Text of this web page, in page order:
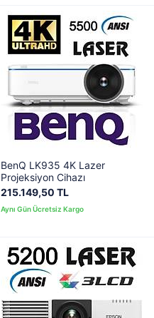
BenQ LK935 4K Lazer
Projeksiyon Cihazı
215.149,50 TL